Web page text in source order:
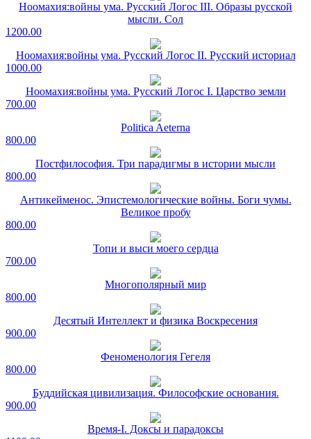
Ноомахия:войны ума. Русский Логос III. Образы русской
мысли. Сол
1200.00
Ноомахия:войны ума. Русский Логос II. Русский историал
1000.00
Ноомахия:войны ума. Русский Логос I. Царство земли
700.00
Politica Aeterna
800.00
Постфилософия. Три парадигмы в истории мысли
800.00
Антикейменос. Эпистемологические войны. Боги чумы.
Великое пробу
800.00
Топи и выси моего сердца
700.00
Многополярный мир
800.00
Десятый Интеллект и физика Воскресения
900.00
Феноменология Гегеля
800.00
Буддийская цивилизация. Философские основания.
900.00
Время-I. Доксы и парадоксы